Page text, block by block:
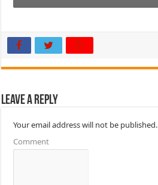
Leave a Reply
Your email address will not be published.
Comment